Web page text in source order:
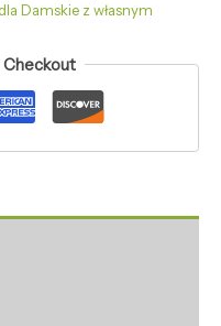
Damskie z własnym
Checkout